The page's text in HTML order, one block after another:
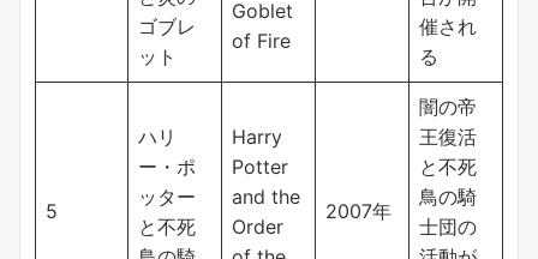
ゴブレ
ット
Goblet
of Fire
催され
る
5
ハリ
ー・ポ
ッター
と不死
Harry
Potter
and the
Order
2007年
闇の帝
王復活
と不死
鳥の騎
士団の